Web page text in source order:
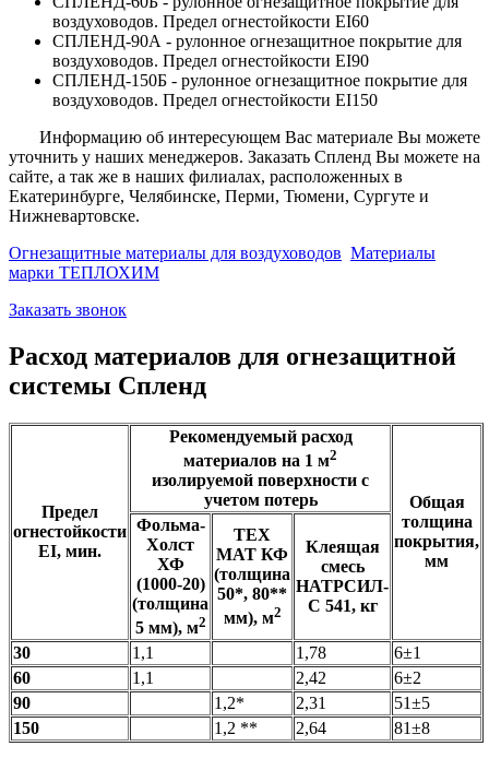
воздуховодов. Предел огнестойкости EI60
СПЛЕНД-90А - рулонное огнезащитное покрытие для
воздуховодов. Предел огнестойкости EI90
СПЛЕНД-150Б - рулонное огнезащитное покрытие для
воздуховодов. Предел огнестойкости EI150
Информацию об интересующем Вас материале Вы можете
уточнить у наших менеджеров. Заказать Спленд Вы можете на
сайте, а так же в наших филиалах, расположенных в
Екатеринбурге, Челябинске, Перми, Тюмени, Сургуте и
Нижневартовске.
Огнезащитные материалы для воздуховодов Материалы
марки ТЕПЛОХИМ
Заказать звонок
Расход материалов для огнезащитной
системы Спленд
Предел
огнестойкости
EI, мин.
Рекомендуемый расход
материалов на 1 м2
изолируемой поверхности с
учетом потерь
Общая
толщина
покрытия,
мм
Фольма-
Холст
ХФ
(1000-20)
(толщина
5 мм), м2
ТЕХ
МАТ КФ
(толщина
50*, 80**
мм), м2
Клеящая
смесь
НАТРСИЛ-
С 541, кг
30 1,1 1,78
6±1
60
1,1 2,42
6±2
90
1,2* 2,31
51±5
150
1,2 ** 2,64 81±8